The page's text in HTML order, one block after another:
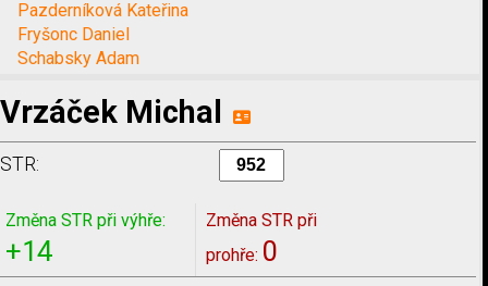
Pazderníková Kateřina
Fryšonc Daniel
Schabsky Adam
Vrzáček Michal
STR:
Změna STR při výhře:
+14
Změna STR při
prohře: 0